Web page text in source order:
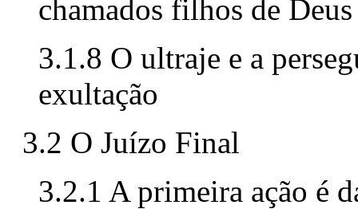
chamados filhos de Deus
3.1.8 O ultraje e a
exultação
3.2 O Juízo Final
3.2.1 A primeira ação é